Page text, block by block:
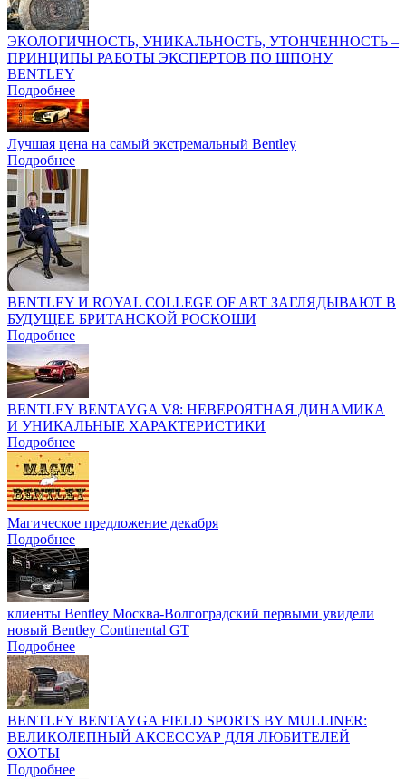
ЭКОЛОГИЧНОСТЬ, УНИКАЛЬНОСТЬ, УТОНЧЕННОСТЬ –
ПРИНЦИПЫ РАБОТЫ ЭКСПЕРТОВ ПО ШПОНУ
BENTLEY
Подробнее
Лучшая цена на самый экстремальный Bentley
Подробнее
BENTLEY И ROYAL COLLEGE OF ART ЗАГЛЯДЫВАЮТ В
БУДУЩЕЕ БРИТАНСКОЙ РОСКОШИ
Подробнее
BENTLEY BENTAYGA V8: НЕВЕРОЯТНАЯ ДИНАМИКА
И УНИКАЛЬНЫЕ ХАРАКТЕРИСТИКИ
Подробнее
Магическое предложение декабря
Подробнее
клиенты Bentley Москва-Волгоградский первыми увидели
новый Bentley Continental GT
Подробнее
BENTLEY BENTAYGA FIELD SPORTS BY MULLINER:
ВЕЛИКОЛЕПНЫЙ АКСЕССУАР ДЛЯ ЛЮБИТЕЛЕЙ
ОХОТЫ
Подробнее